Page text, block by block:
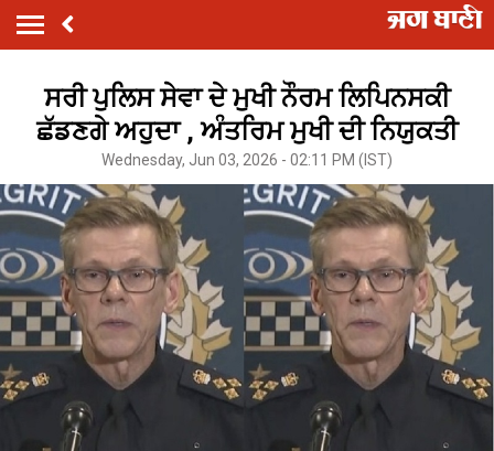
ਸਰੀ ਪੁਲਿਸ ਸੇਵਾ ਦੇ ਮੁਖੀ ਨੌਰਮ ਲਿਪਿਨਸਕੀ
ਛੱਡਣਗੇ ਅਹੁਦਾ , ਅੰਤਰਿਮ ਮੁਖੀ ਦੀ ਨਿਯੁਕਤੀ
Wednesday, Jun 03, 2026 - 02:11 PM (IST)